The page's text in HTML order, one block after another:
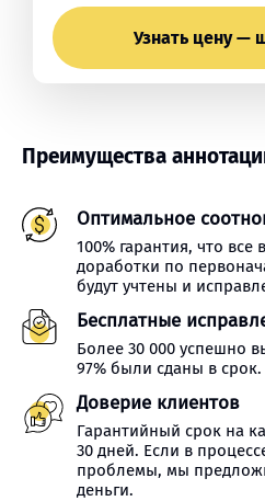
Узнать цену —
Преимущества
Оптимальное
100% гарантия, что
доработки по
будут учтены и
Бесплатные
Более 30 000 успешно
97% были сданы в срок.
Доверие клиентов
Гарантийный срок на
30 дней. Если в
проблемы, мы
деньги.